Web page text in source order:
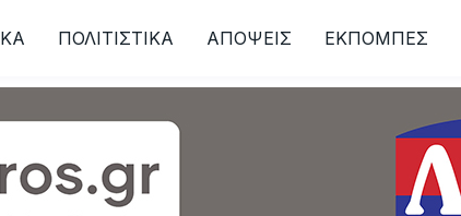
ΠΟΛΙΤΙΣΤΙΚΑ ΑΠΟΨΕΙΣ ΕΚΠΟΜΠΕΣ